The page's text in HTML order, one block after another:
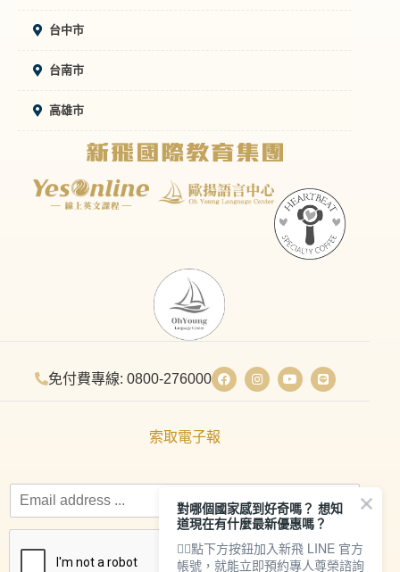
台中市
台南市
高雄市
免付費專線: 0800-276000
索取電子報
對哪個國家感到好奇嗎？ 想知
道現在有什麼最新優惠嗎？
👇🏻點下方按鈕加入新飛 LINE 官方
帳號，就能立即預約專人尊榮諮詢